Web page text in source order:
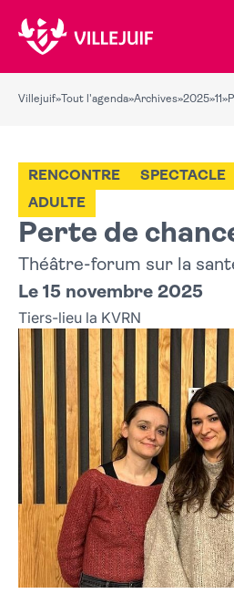
Villejuif» Tout l'agenda»Archives»2025»11»
Perte de
RENCONTRE SPECTACLE
ADULTE
Théâtre-forum sur la
Le 15 novembre 2025
Tiers-lieu la KVRN